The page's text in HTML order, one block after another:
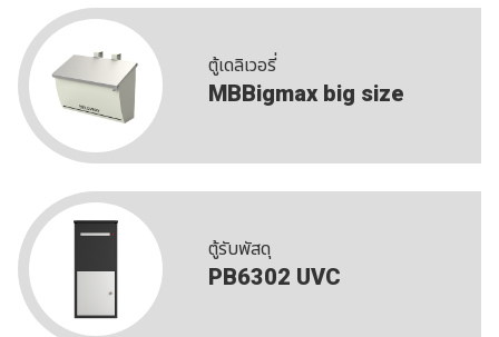
ตู้เดลิเวอรี่
MBBigmax big size
ตู้รับพัสดุ
PB6302 UVC